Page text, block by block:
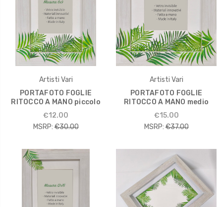
Artisti Vari
PORTAFOTO FOGLIE
RITOCCO A MANO piccolo
€12.00
MSRP: €30.00
Artisti Vari
PORTAFOTO FOGLIE
RITOCCO A MANO medio
€15.00
MSRP: €37.00